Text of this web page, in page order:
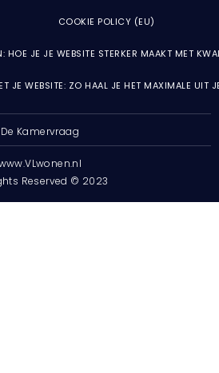
COOKIE POLICY (EU)
HOE JE JE WEBSITE STERKER MAAKT MET
JE WEBSITE: ZO HAAL JE HET MAXIMALE UIT
De Kamervraag
Reserved © 2023